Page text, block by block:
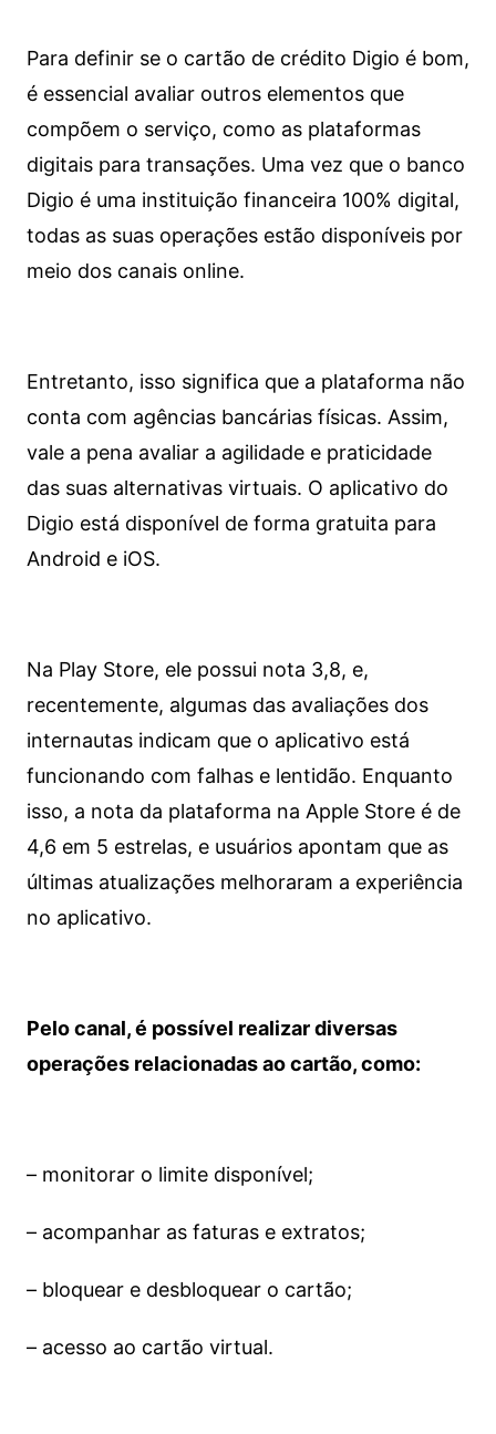
Para definir se o cartão de crédito Digio é bom,
é essencial avaliar outros elementos que
compõem o serviço, como as plataformas
digitais para transações. Uma vez que o banco
Digio é uma instituição financeira 100% digital,
todas as suas operações estão disponíveis por
meio dos canais online.
Entretanto, isso significa que a plataforma não
conta com agências bancárias físicas. Assim,
vale a pena avaliar a agilidade e praticidade
das suas alternativas virtuais. O aplicativo do
Digio está disponível de forma gratuita para
Android e iOS.
Na Play Store, ele possui nota 3,8, e,
recentemente, algumas das avaliações dos
internautas indicam que o aplicativo está
funcionando com falhas e lentidão. Enquanto
isso, a nota da plataforma na Apple Store é de
4,6 em 5 estrelas, e usuários apontam que as
últimas atualizações melhoraram a experiência
no aplicativo.
Pelo canal, é possível realizar diversas
operações relacionadas ao cartão, como:
– monitorar o limite disponível;
– acompanhar as faturas e extratos;
– bloquear e desbloquear o cartão;
– acesso ao cartão virtual.